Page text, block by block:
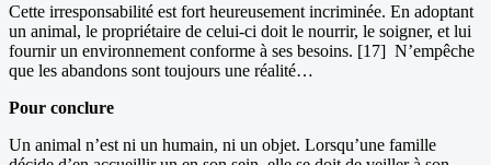
Cette irresponsabilité est fort heureusement incriminée. En adoptant
un animal, le propriétaire de celui-ci doit le nourrir, le soigner, et lui
fournir un environnement conforme à ses besoins. [17] N’empêche
que les abandons sont toujours une réalité…
Pour conclure
Un animal n’est ni un humain, ni un objet. Lorsqu’une famille